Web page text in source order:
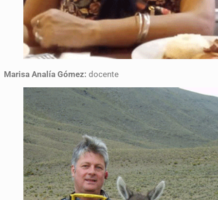
Marisa Analía Gómez: docente